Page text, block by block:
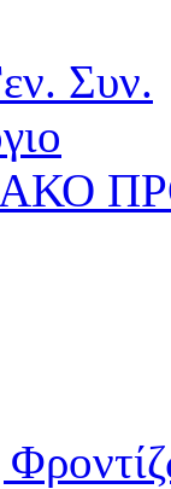
Συν.